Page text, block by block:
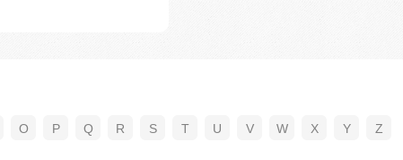
O P Q R S T U V W X Y Z